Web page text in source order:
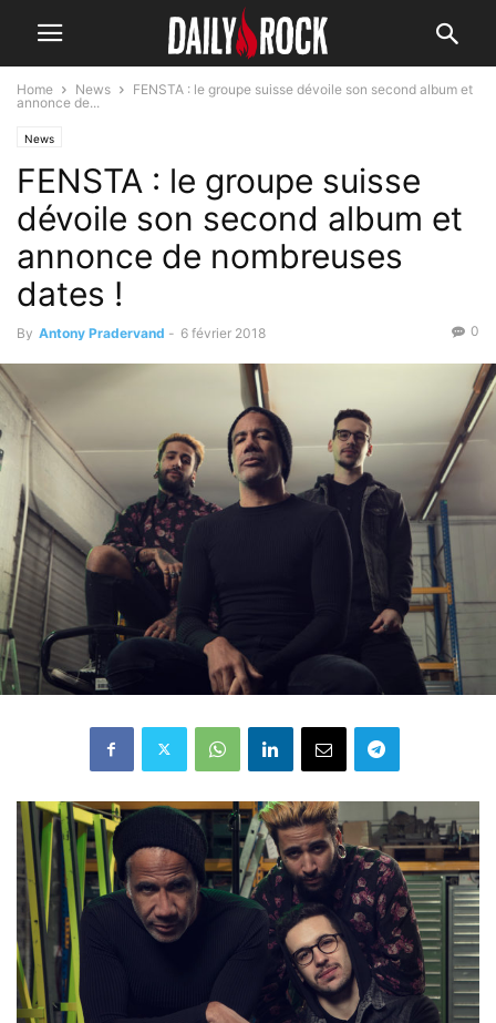
Home News
FENSTA : le groupe suisse dévoile son second album et
annonce de...
News
FENSTA : le groupe suisse
dévoile son second album et
annonce de nombreuses
dates !
By Antony Pradervand - 6 février 2018 0